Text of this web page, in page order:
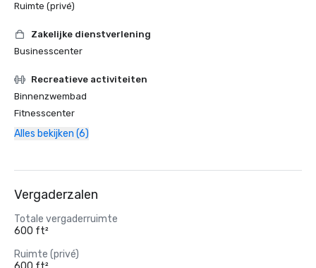
Ruimte (privé)
Zakelijke dienstverlening
Businesscenter
Recreatieve activiteiten
Binnenzwembad
Fitnesscenter
Alles bekijken (6)
Vergaderzalen
Totale vergaderruimte
600 ft²
Ruimte (privé)